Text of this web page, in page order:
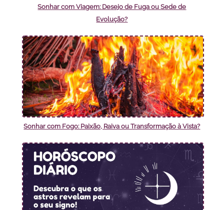
Sonhar com Viagem: Desejo de Fuga ou Sede de
Evolução?
Sonhar com Fogo: Paixão, Raiva ou Transformação à Vista?